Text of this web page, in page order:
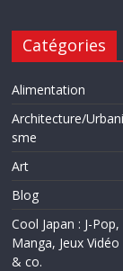
Catégories
Alimentation
Architecture/Urbani
sme
Art
Blog
Cool Japan : J-Pop,
Manga, Jeux Vidéo
& co.